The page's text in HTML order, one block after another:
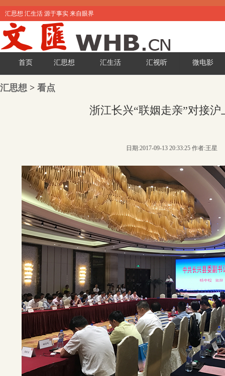
汇思想 汇生活 源于事实 来自眼界
首页 汇思想 汇生活 汇视听 微电影
汇思想 > 看点
浙江长兴“联姻走亲”对接沪
日期:2017-09-13 20:33:25 作者:王星